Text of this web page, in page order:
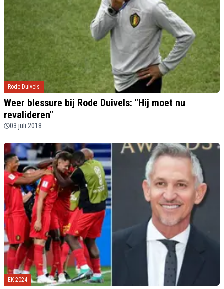
Rode Duivels
Weer blessure bij Rode Duivels: "Hij moet nu
revalideren"
03 juli 2018
EK 2024